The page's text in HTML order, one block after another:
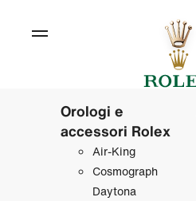
Orologi e
accessori Rolex
Air‑King
Cosmograph
Daytona